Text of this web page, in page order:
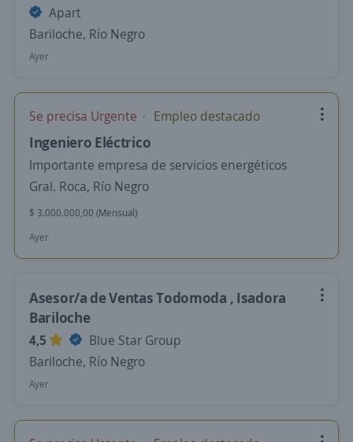
Apart
Bariloche, Río Negro
Ayer
Se precisa Urgente Empleo destacado
Ingeniero Eléctrico
Importante empresa de servicios energéticos
Gral. Roca, Río Negro
$ 3.000.000,00 (Mensual)
Ayer
Asesor/a de Ventas Todomoda , Isadora
Bariloche
4,5
Blue Star Group
Bariloche, Río Negro
Ayer